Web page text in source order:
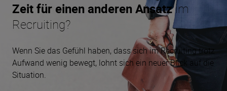
Zeit für einen anderen Ansatzim
Recruiting?
Wenn Sie das Gefühl haben, dass sich im Recruiting trotz
Aufwand wenig bewegt, lohnt sich ein neuer Blick auf die
Situation.